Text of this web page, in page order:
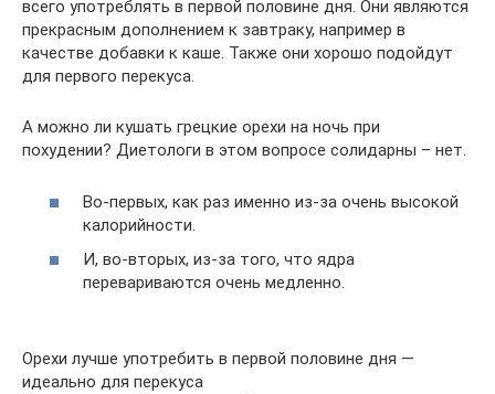
всего употреблять в первой половине дня. Они являются
прекрасным дополнением к завтраку, например в
качестве добавки к каше. Также они хорошо подойдут
для первого перекуса.
А можно ли кушать грецкие орехи на ночь при
похудении? Диетологи в этом вопросе солидарны – нет.
Во-первых, как раз именно из-за очень высокой
калорийности.
И, во-вторых, из-за того, что ядра
перевариваются очень медленно.
Орехи лучше употребить в первой половине дня —
идеально для перекуса